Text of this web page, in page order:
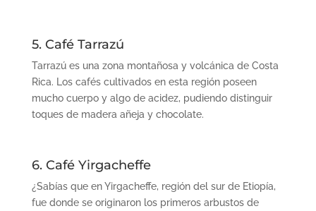
5. Café Tarrazú
Tarrazú es una zona montañosa y volcánica de Costa
Rica.
Los cafés cultivados en esta región poseen
mucho cuerpo y algo de acidez, pudiendo distinguir
toques de madera añeja y chocolate.
6. Café Yirgacheffe
¿Sabías que enYirgacheffe, región del sur de Etiopía,
fue donde se originaron los primeros arbustos de